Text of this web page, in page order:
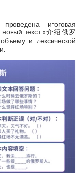
итоговая
текст «介绍俄罗
и лексической